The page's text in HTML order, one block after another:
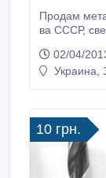
Продам
ва СССР,
и цена по
02/04/
Украина,
10 грн.